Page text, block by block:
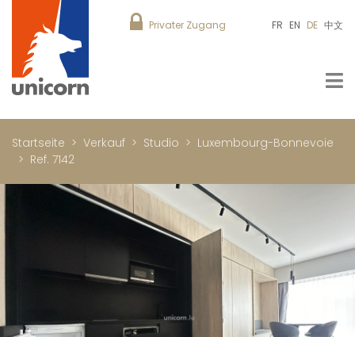
Privater Zugang FR EN DE 中文
Startseite Verkauf Studio
Luxembourg-Bonnevoie
Ref. 7142